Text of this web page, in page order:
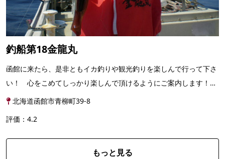
釣船第18金龍丸
函館に来たら、是非ともイカ釣りや観光釣りを楽しんで行って下さ
い！ 心をこめてしっかり楽しんで頂けるようにご案内します！！
函館の近海で釣る本場の「イカ釣り体験」！ 釣ったイ...
北海道函館市青柳町39-8
評価：4.2
もっと見る